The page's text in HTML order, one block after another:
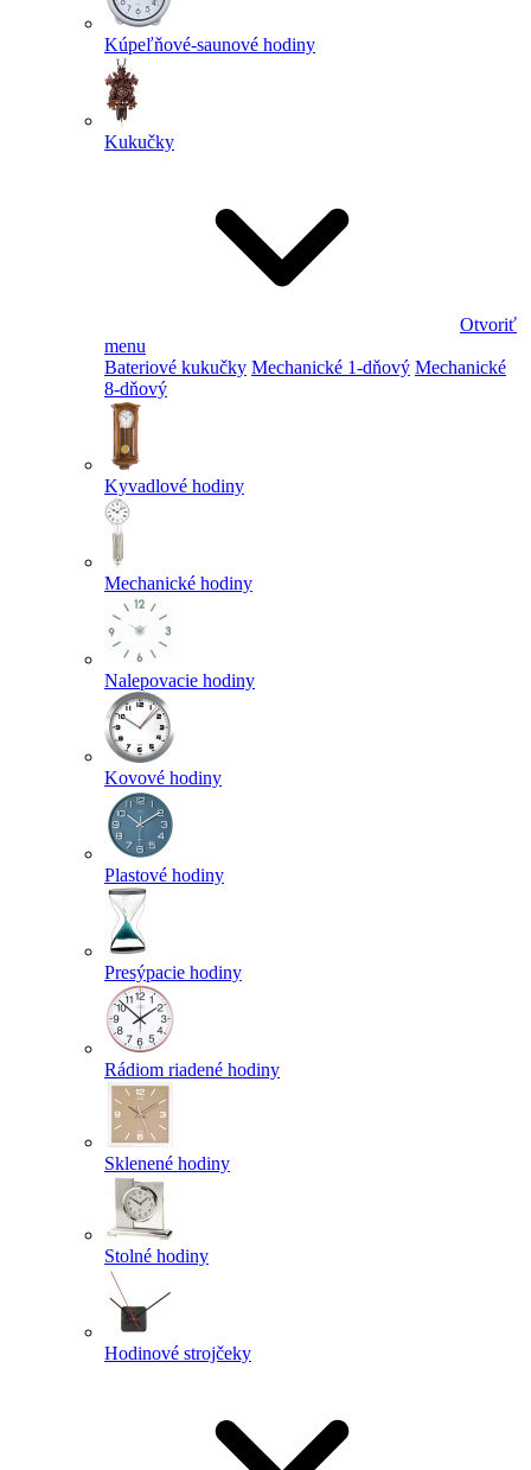
Kúpeľňové-saunové hodiny
Kukučky
Otvoriť
menu
Bateriové kukučky Mechanické 1-dňový Mechanické
8-dňový
Kyvadlové hodiny
Mechanické hodiny
Nalepovacie hodiny
Kovové hodiny
Plastové hodiny
Presýpacie hodiny
Rádiom riadené hodiny
Sklenené hodiny
Stolné hodiny
Hodinové strojčeky